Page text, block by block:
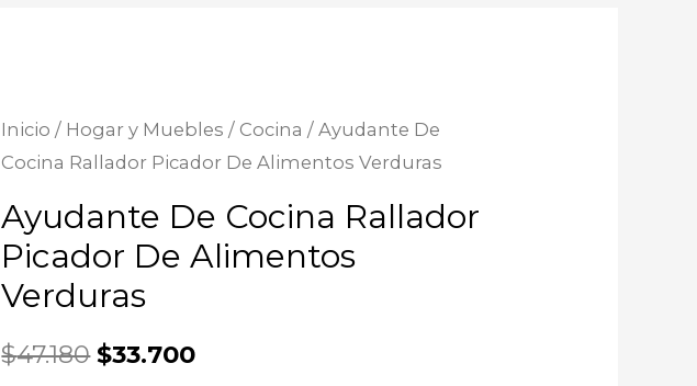
Inicio / Hogar y Muebles / Cocina / Ayudante De
Cocina Rallador Picador De Alimentos Verduras
Ayudante De Cocina Rallador
Picador De Alimentos
Verduras
$47.180 $33.700